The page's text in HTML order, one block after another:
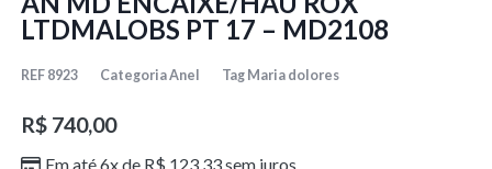
LTDMALOBS PT 17 – MD2108
REF 8923 CategoriaAnel Tag Maria dolores
R$740,00
Em até 6x de R$ 123,33sem juros